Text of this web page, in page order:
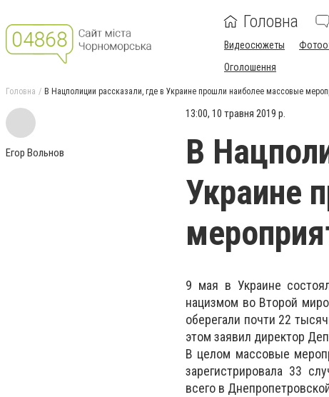
Головна
Видеосюжеты
Оголошення
Головна В Нацполиции рассказали, где в Украине прошли наиболее массовые
Егор Вольнов
13:00, 10 травня 2019 р.
В
Украине
9 мая в Украине
нацизмом во Второй
оберегали почти 22
этом заявил директор
В целом массовые
зарегистрировала 33
всего в